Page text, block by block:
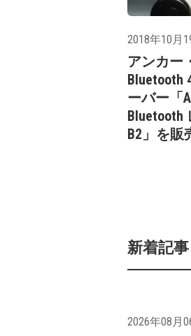
2018年10月
アンカー
Bluetooth
ーバー「
Bluetooth
B2」を販
新着記事
2026年08月